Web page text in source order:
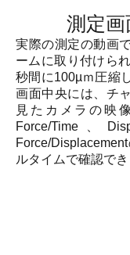
測定画
実際の測定の動画
ームに取り付けら
秒間に100µｍ圧縮
画面中央には、チ
見たカメラの映
Force/Time、
Force/
ルタイムで確認でき